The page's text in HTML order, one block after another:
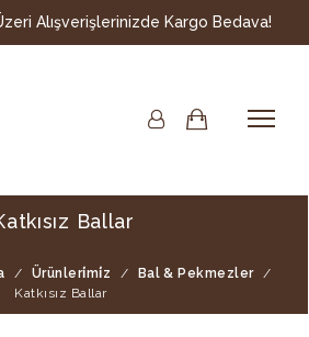
Alışverişlerinizde Kargo Bedava!
Ballar
/ Ürünleri̇mi̇z / Bal & Pekmezler
/
Katkısız Ballar